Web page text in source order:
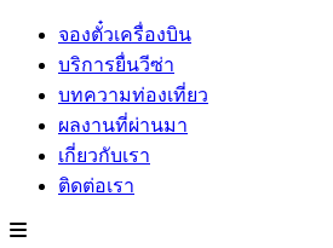
จองตั๋วเครื่องบิน
บริการยื่นวีซ่า
บทความท่องเที่ยว
ผลงานที่ผ่านมา
เกี่ยวกับเรา
ติดต่อเรา